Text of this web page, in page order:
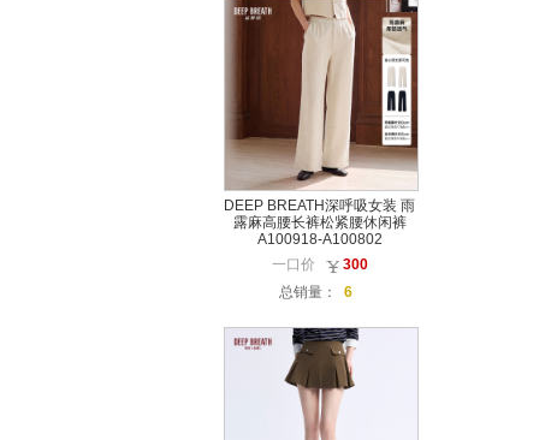
DEEP BREATH深呼吸女装 雨
露麻高腰长裤松紧腰休闲裤
A100918-A100802
一口价
300
总销量：
6